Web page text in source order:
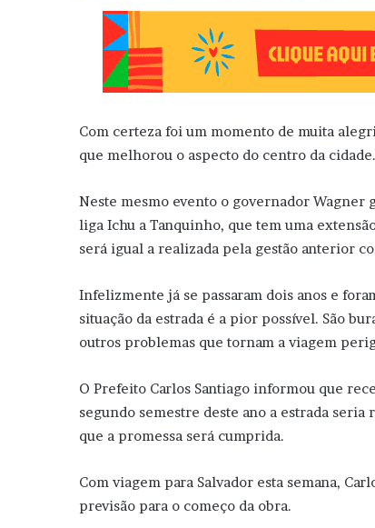
Com certeza foi um momento de muita
que melhorou o aspecto do centro da cidade.
Neste mesmo evento o governador Wagner
liga Ichu a Tanquinho, que tem uma
será igual a realizada pela gestão anterior
Infelizmente já se passaram dois anos e
situação da estrada é a pior possível. São
outros problemas que tornam a viagem
O Prefeito Carlos Santiago informou que
segundo semestre deste ano a estrada
que a promessa será cumprida.
Com viagem para Salvador esta semana,
previsão para o começo da obra.